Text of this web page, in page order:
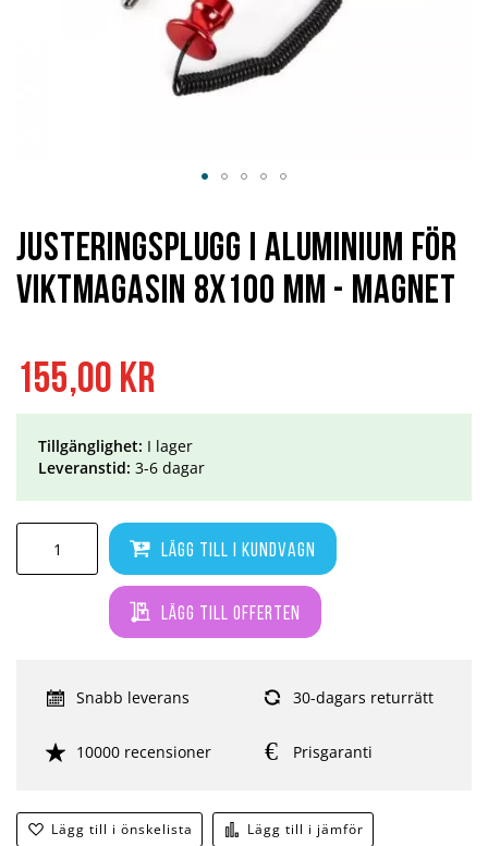
155,00 kr
Lägg till i kundvagn
Lägg till offerten
Lägg till i önskelista Lägg till i jämför
Tillgänglighet: I lager
Leveranstid: 3-6 dagar
Snabb leverans 30-dagars returrätt
10000 recensioner Prisgaranti
Justeringsplugg i Aluminium för
Viktmagasin 8x100 mm - magnet
början
av
bildgalleriet